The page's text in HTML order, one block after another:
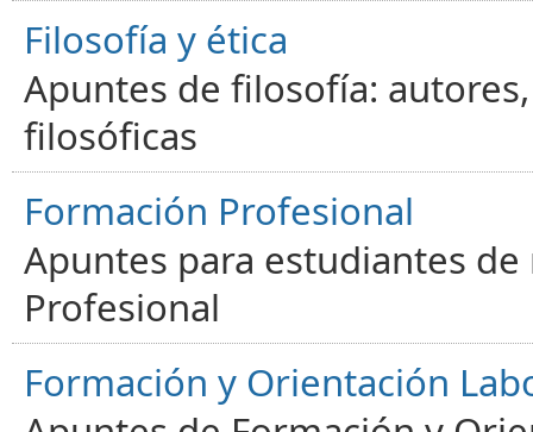
Filosofía y ética
Apuntes de filosofía:
filosóficas
Formación Profesional
Apuntes para estudiantes
Profesional
Formación y Orientación